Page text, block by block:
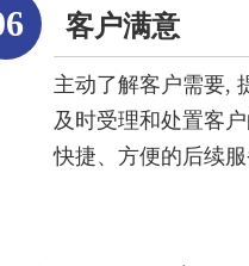
客户满意
主动了解客户需要,
及时受理和处置客
快捷、方便的后续